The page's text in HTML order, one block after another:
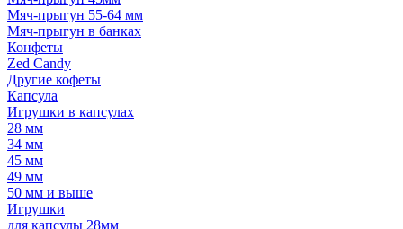
Мяч-прыгун 55-64 мм
Мяч-прыгун в банках
Конфеты
Zed Candy
Другие кофеты
Капсула
Игрушки в капсулах
28 мм
34 мм
45 мм
49 мм
50 мм и выше
Игрушки
для капсулы 28мм